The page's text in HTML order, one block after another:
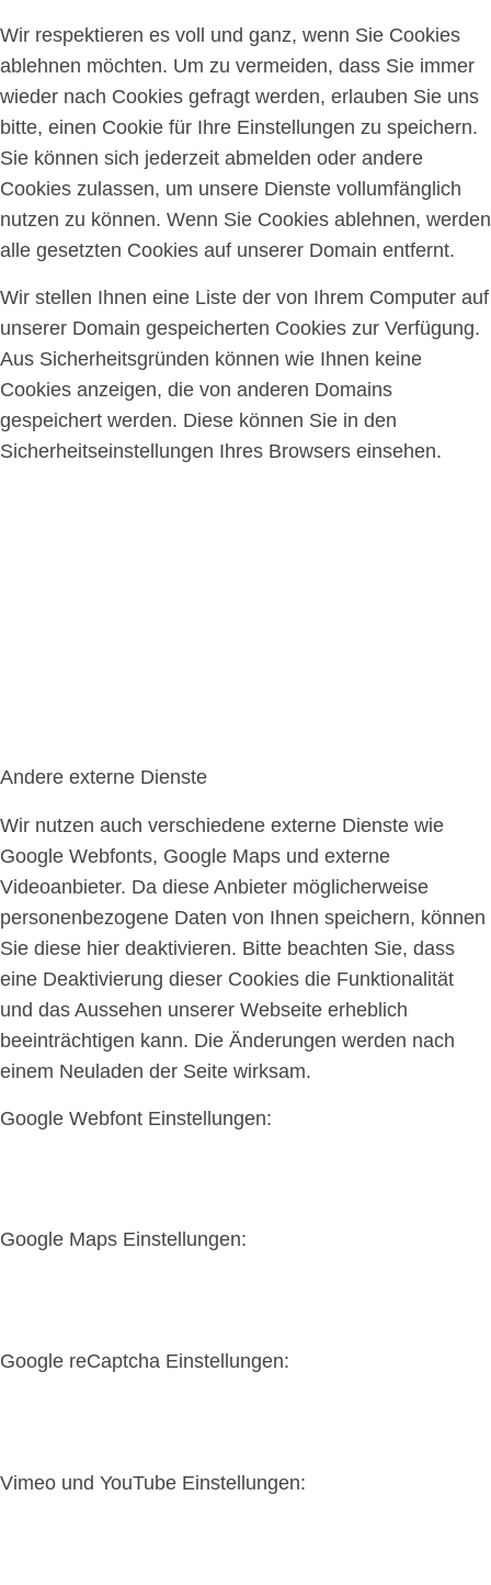
Wir respektieren es voll und ganz, wenn Sie Cookies
ablehnen möchten. Um zu vermeiden, dass Sie immer
wieder nach Cookies gefragt werden, erlauben Sie uns
bitte, einen Cookie für Ihre Einstellungen zu speichern.
Sie können sich jederzeit abmelden oder andere
Cookies zulassen, um unsere Dienste vollumfänglich
nutzen zu können. Wenn Sie Cookies ablehnen, werden
alle gesetzten Cookies auf unserer Domain entfernt.
Wir stellen Ihnen eine Liste der von Ihrem Computer auf
unserer Domain gespeicherten Cookies zur Verfügung.
Aus Sicherheitsgründen können wie Ihnen keine
Cookies anzeigen, die von anderen Domains
gespeichert werden. Diese können Sie in den
Sicherheitseinstellungen Ihres Browsers einsehen.
Andere externe Dienste
Wir nutzen auch verschiedene externe Dienste wie
Google Webfonts, Google Maps und externe
Videoanbieter. Da diese Anbieter möglicherweise
personenbezogene Daten von Ihnen speichern, können
Sie diese hier deaktivieren. Bitte beachten Sie, dass
eine Deaktivierung dieser Cookies die Funktionalität
und das Aussehen unserer Webseite erheblich
beeinträchtigen kann. Die Änderungen werden nach
einem Neuladen der Seite wirksam.
Google Webfont Einstellungen:
Google Maps Einstellungen:
Google reCaptcha Einstellungen:
Vimeo und YouTube Einstellungen: